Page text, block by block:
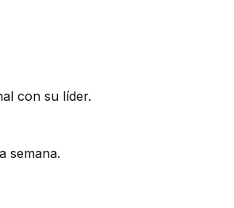
con su líder.
semana.